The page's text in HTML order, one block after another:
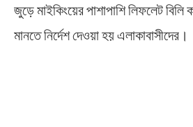
জুড়ে মাইকিংয়ের পাশাপাশি লিফলেট
মানতে নির্দেশ দেওয়া হয় এলাকাবাসীদের।